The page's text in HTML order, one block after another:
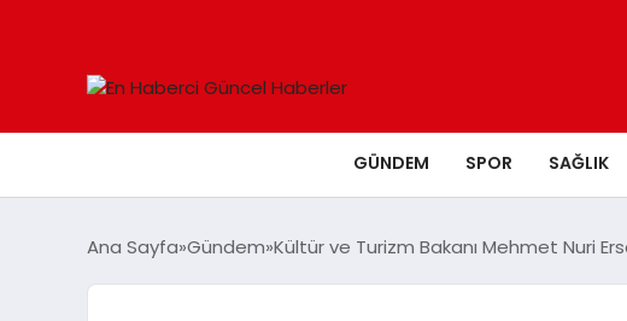
GÜNDEM SPOR SAĞLIK
Ana Sayfa Gündem Kültür ve Turizm Bakanı Mehmet Nuri